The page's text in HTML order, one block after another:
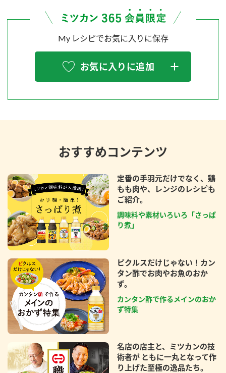
My レシピでお気に入りに保存
お気に入りに追加
おすすめコンテンツ
定番の手羽元だけでなく、鶏
もも肉や、レンジのレシピも
ご紹介。
調味料や素材いろいろ「さっぱ
り煮」
ピクルスだけじゃない！カン
タン酢でお肉やお魚のおか
ず。
カンタン酢で作るメインのおか
ず特集
名店の店主と、ミツカンの技
術者が ともに一丸となって作
り上げた至極の逸品たち。